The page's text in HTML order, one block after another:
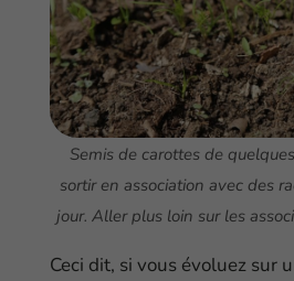
Semis de carottes de
sortir en association avec des
jour. Aller plus loin sur les
Ceci dit, si vous évoluez sur